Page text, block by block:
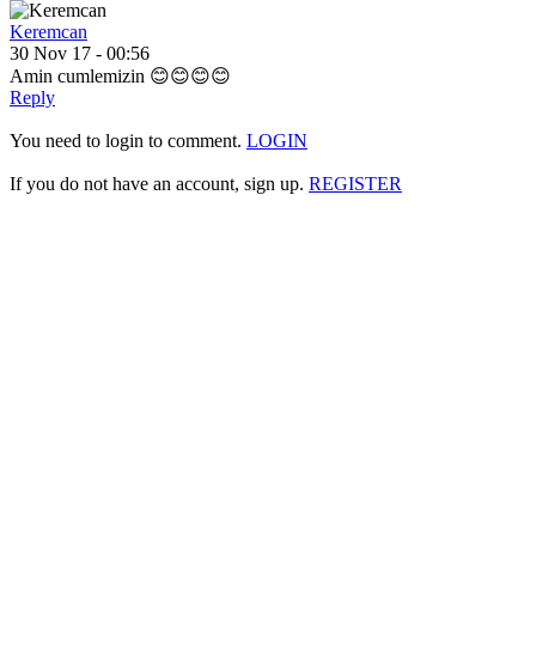
Keremcan
30 Nov 17 - 00:56
Amin cumlemizin 😊😊😊😊
Reply
You need to login to comment. LOGIN
If you do not have an account, sign up. REGISTER